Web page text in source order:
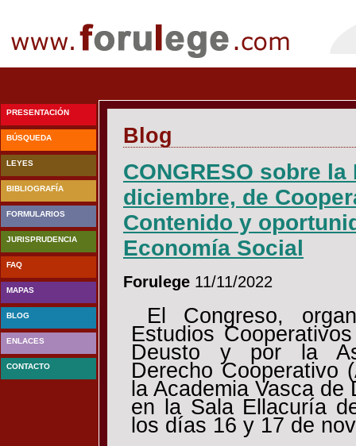
Blog
CONGRESO sobre
diciembre, de
Contenido y
Economía Social
Forulege 11/11/2022
El Congreso,
Estudios
Deusto y por la
Derecho Cooperativo
la Academia Vasca
en la Sala Ellacuría
los días 16 y 17 de
PRESENTACIÓN
BÚSQUEDA
LEYES
BIBLIOGRAFÍA
FORMULARIOS
JURISPRUDENCIA
FAQ
MAPAS
BLOG
ENLACES
CONTACTO